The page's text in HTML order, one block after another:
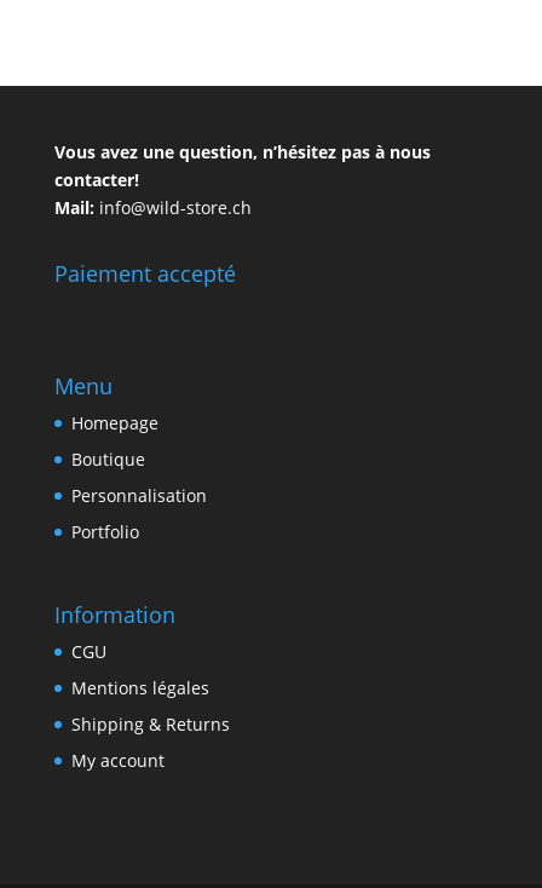
Vous avez une question, n’hésitez pas à nous
contacter!
Mail:info@wild-store.ch
Paiement accepté
Menu
Homepage
Boutique
Personnalisation
Portfolio
Information
CGU
Mentions légales
Shipping & Returns
My account